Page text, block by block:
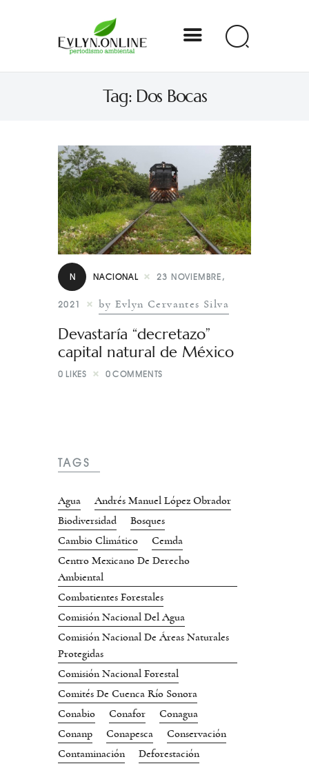
Tag: Dos Bocas
Evlyn Online
Periodismo para autogobernarse
Internacional
Nacional
Estados
Especial
N NACIONAL 23 NOVIEMBRE,
2021 by Evlyn Cervantes Silva
Devastaría “decretazo”
capital natural de México
0 LIKES 0 COMMENTS
TAGS
Agua
Andrés Manuel López Obrador
Biodiversidad
Bosques
Cambio Climático
Cemda
Centro Mexicano De Derecho
Ambiental
Combatientes Forestales
Comisión Nacional Del Agua
Comisión Nacional De Áreas Naturales
Protegidas
Comisión Nacional Forestal
Comités De Cuenca Río Sonora
Conabio
Conafor
Conagua
Conanp
Conapesca
Conservación
Contaminación
Deforestación